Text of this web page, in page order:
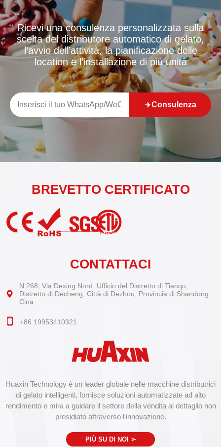
Ricevi una consulenza personalizzata sulla
scelta del distributore automatico di gelato,
l’avvio dell’attività, la pianificazione delle
location e l’installazione di più unità
Consulenza
Huaxin Technology è un leader globale nelle macchine distributrici
di gelato intelligenti, fornisce soluzioni automatizzate ad alto
rendimento e mira a guidare il settore della vendita al dettaglio non
presidiato attraverso l'innovazione.
PIÙ SU DI NOI ➣
BREVETTO CERTIFICATO
CONTATTACI
N.268, Via Dexing Nord, Ufficio del Distretto di Tianqu,
Distretto di Decheng, Città di Dezhou, Provincia di Shandong,
Cina
+86 19953410321